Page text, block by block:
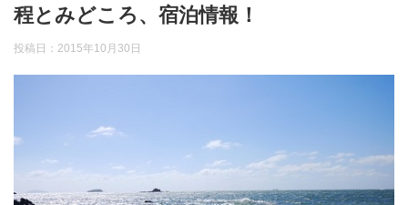
程とみどころ、宿泊情報！
投稿日： 2015年10月30日